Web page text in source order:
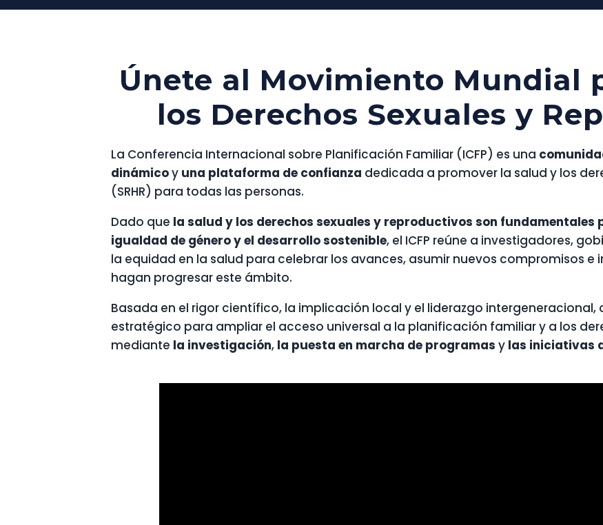
Únete al Movimiento Mundial
los Derechos Sexuales y
La Conferencia Internacional sobre Planificación Familiar (ICFP) es una
dinámicoy una plataforma de confianza dedicada a promover la salud y los
(SRHR) para todas las personas.
Dado que la salud y los derechos sexuales y reproductivos son fundamentales
igualdad de género y el desarrollo sostenible, el ICFP reúne a investigadores,
la equidad en la salud para celebrar los avances, asumir nuevos compromisos
hagan progresar este ámbito.
Basada en el rigor científico, la implicación local y el liderazgo
estratégico para ampliar el acceso universal a la planificación familiar y a los
mediante la investigación, la puesta en marcha de programas y las iniciativas